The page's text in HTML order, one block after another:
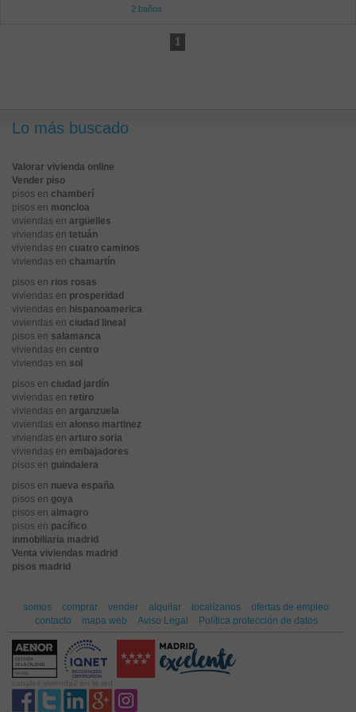
2 baños
1
Lo más buscado
Valorar vivienda online
Vender piso
pisos en chamberí
pisos en moncloa
viviendas en argüelles
viviendas en tetuán
viviendas en cuatro caminos
viviendas en chamartín
pisos en rios rosas
viviendas en prosperidad
viviendas en hispanoamerica
viviendas en ciudad lineal
pisos en salamanca
viviendas en centro
viviendas en sol
pisos en ciudad jardín
viviendas en retiro
viviendas en arganzuela
viviendas en alonso martinez
viviendas en arturo soria
viviendas en embajadores
pisos en guindalera
pisos en nueva españa
pisos en goya
pisos en almagro
pisos en pacífico
inmobiliaria madrid
Venta viviendas madrid
pisos madrid
somos comprar vender alquilar localízanos
ofertas de empleo
contacto
mapa web Aviso Legal Política protección de datos
canales vivienda2 en la red